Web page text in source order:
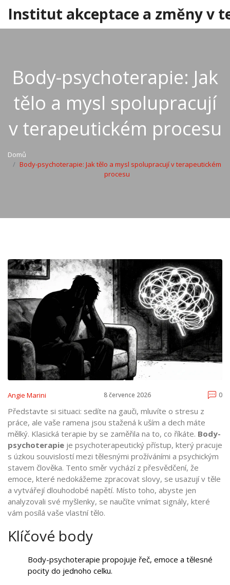
Institut akceptace a změny v
Body-psychoterapie: Jak
tělo a mysl spolupracují
v terapeutickém procesu
Domů
Body-psychoterapie: Jak tělo a mysl spolupracují v terapeutickém
procesu
Angie Marini 8 července 2026 0
Představte si situaci: sedíte na gauči, mluvíte o stresu z
práce, ale vaše ramena jsou stažená k uším a dech máte
mělký. Klasická terapie by se zaměřila na to, co říkáte. Body-
psychoterapie je psychoterapeutický přístup, který pracuje
s úzkou souvislostí mezi tělesnými prožíváními a psychickým
stavem člověka. Tento směr vychází z přesvědčení, že
emoce, které nedokážeme zpracovat slovy, se usazují v těle
a vytvářejí dlouhodobé napětí. Místo toho, abyste jen
analyzovali své myšlenky, se naučíte vnímat signály, které
vám posílá vaše vlastní tělo.
Klíčové body
Body-psychoterapie propojuje řeč, emoce a tělesné
pocity do jednoho celku.